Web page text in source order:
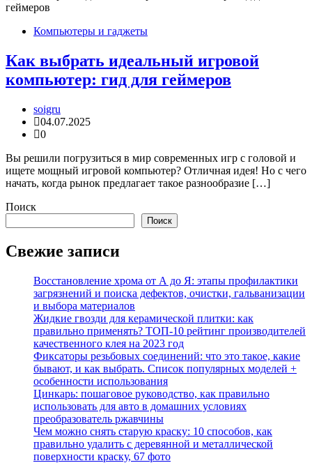
Компьютеры и гаджеты
Как выбрать идеальный игровой
компьютер: гид для геймеров
soigru
04.07.2025
0
Вы решили погрузиться в мир современных игр с головой и
ищете мощный игровой компьютер? Отличная идея! Но с чего
начать, когда рынок предлагает такое разнообразие […]
Поиск
Поиск
Свежие записи
Восстановление хрома от А до Я: этапы профилактики
загрязнений и поиска дефектов, очистки, гальванизации
и выбора материалов
Жидкие гвозди для керамической плитки: как
правильно применять? ТОП-10 рейтинг производителей
качественного клея на 2023 год
Фиксаторы резьбовых соединений: что это такое, какие
бывают, и как выбрать. Список популярных моделей +
особенности использования
Цинкарь: пошаговое руководство, как правильно
использовать для авто в домашних условиях
преобразователь ржавчины
Чем можно снять старую краску: 10 способов, как
правильно удалить с деревянной и металлической
поверхности краску, 67 фото